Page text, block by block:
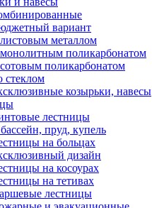
вариант
металлом
поликарбонатом
поликарбонатом
стеклом
козырьки, навесы
лестницы
пруд, купель
на больцах
дизайн
на косоурах
на тетивах
лестницы